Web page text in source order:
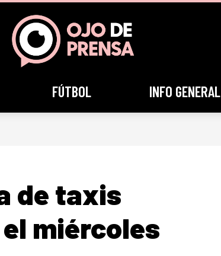
FÚTBOL INFO GENERAL
de taxis
miércoles